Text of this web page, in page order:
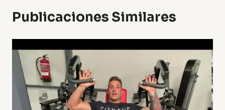
Publicaciones Similares